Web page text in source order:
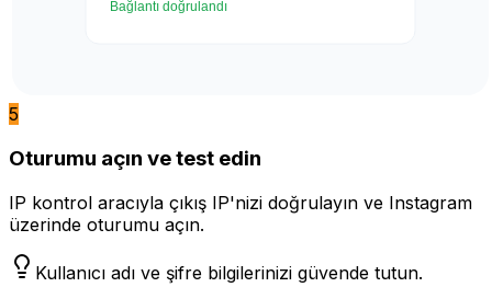
5
Oturumu açın ve test edin
IP kontrol aracıyla çıkış IP'nizi doğrulayın ve Instagram
üzerinde oturumu açın.
Kullanıcı adı ve şifre bilgilerinizi güvende tutun.